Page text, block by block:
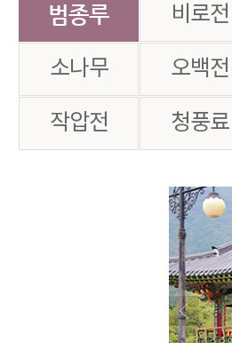
범종루 비로전
소나무 오백전
작압전 청풍료